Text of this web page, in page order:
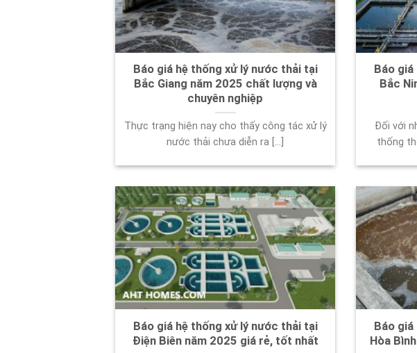
Báo giá hệ thống xử lý nước thải tại
Bắc Giang năm 2025 chất lượng và
chuyên nghiệp
Thực trạng hiện nay cho thấy công tác xử lý
nước thải chưa diễn ra [...]
Báo
Bắc
Đối với
thống
Báo giá hệ thống xử lý nước thải tại
Điện Biên năm 2025 giá rẻ, tốt nhất
Báo
Hòa